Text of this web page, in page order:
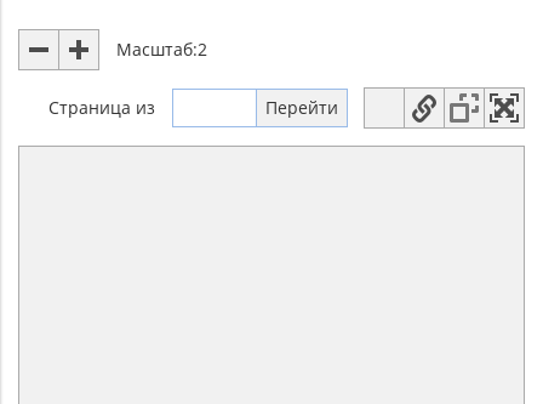
Масштаб:2
Страница из